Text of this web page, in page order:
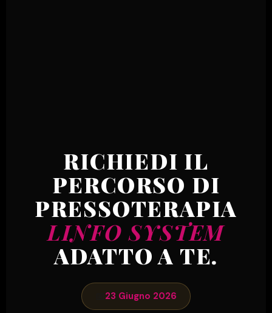
RICHIEDI IL
PERCORSO DI
PRESSOTERAPIA
LINFO SYSTEM
ADATTO A TE.
23 Giugno 2026